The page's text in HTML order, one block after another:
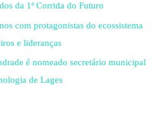
da 1ª Corrida do Futuro
com protagonistas do ecossistema
e lideranças
é nomeado secretário municipal
de Lages